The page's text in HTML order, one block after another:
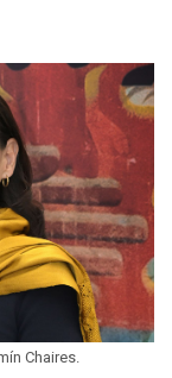
Chaires.